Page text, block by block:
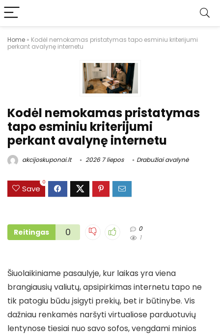
Home » Kodėl nemokamas pristatymas tapo esminiu kriterijumi
perkant avalynę internetu
Kodėl nemokamas pristatymas
tapo esminiu kriterijumi
perkant avalynę internetu
akcijoskuponai.lt 2026 7 liepos Drabužiai avalynė
Save
0
Reitingas 0
0
1
Šiuolaikiniame pasaulyje, kur laikas yra viena
brangiausių valiutų, apsipirkimas internetu tapo ne
tik patogiu būdu įsigyti prekių, bet ir būtinybe. Vis
dažniau renkamės naršyti virtualiose parduotuvių
lentynose tiesiai nuo savo sofos, vengdami minios